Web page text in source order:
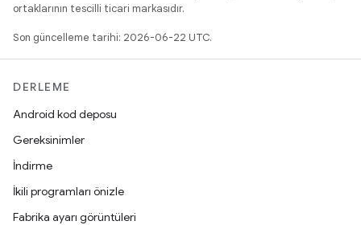
ortaklarının tescilli ticari markasıdır.
Son güncelleme tarihi: 2026-06-22 UTC.
DERLEME
Android kod deposu
Gereksinimler
İndirme
İkili programları önizle
Fabrika ayarı görüntüleri